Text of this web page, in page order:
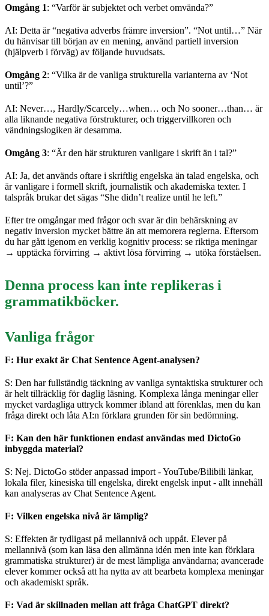
Omgång 1: “Varför är subjektet och verbet omvända?”
AI: Detta är “negativa adverbs främre inversion”. “Not until…” När
du hänvisar till början av en mening, använd partiell inversion
(hjälpverb i förväg) av följande huvudsats.
Omgång 2: “Vilka är de vanliga strukturella varianterna av ‘Not
until’?”
AI: Never…, Hardly/Scarcely…when… och No sooner…than… är
alla liknande negativa förstrukturer, och triggervillkoren och
vändningslogiken är desamma.
Omgång 3: “Är den här strukturen vanligare i skrift än i tal?”
AI: Ja, det används oftare i skriftlig engelska än talad engelska, och
är vanligare i formell skrift, journalistik och akademiska texter. I
talspråk brukar det sägas “She didn’t realize until he left.”
Efter tre omgångar med frågor och svar är din behärskning av
negativ inversion mycket bättre än att memorera reglerna. Eftersom
du har gått igenom en verklig kognitiv process: se riktiga meningar
→ upptäcka förvirring → aktivt lösa förvirring → utöka förståelsen.
Denna process kan inte replikeras i
grammatikböcker.
Vanliga frågor
F: Hur exakt är Chat Sentence Agent-analysen?
S: Den har fullständig täckning av vanliga syntaktiska strukturer och
är helt tillräcklig för daglig läsning. Komplexa långa meningar eller
mycket vardagliga uttryck kommer ibland att förenklas, men du kan
fråga direkt och låta AI:n förklara grunden för sin bedömning.
F: Kan den här funktionen endast användas med DictoGo
inbyggda material?
S: Nej. DictoGo stöder anpassad import - YouTube/Bilibili länkar,
lokala filer, kinesiska till engelska, direkt engelsk input - allt innehåll
kan analyseras av Chat Sentence Agent.
F: Vilken engelska nivå är lämplig?
S: Effekten är tydligast på mellannivå och uppåt. Elever på
mellannivå (som kan läsa den allmänna idén men inte kan förklara
grammatiska strukturer) är de mest lämpliga användarna; avancerade
elever kommer också att ha nytta av att bearbeta komplexa meningar
och akademiskt språk.
F: Vad är skillnaden mellan att fråga ChatGPT direkt?